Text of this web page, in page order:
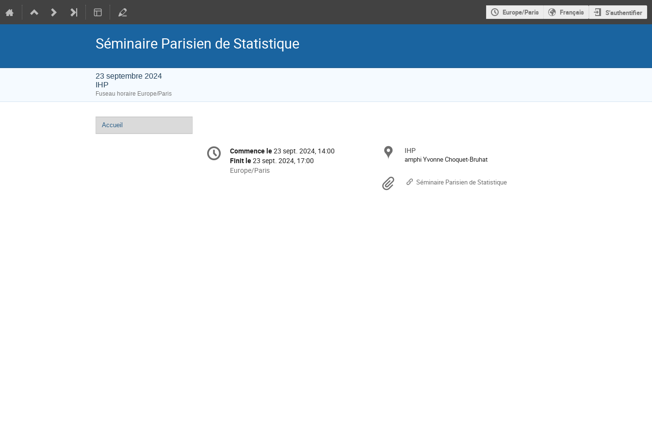
Europe/Paris Français S'authentifier
Séminaire Parisien de Statistique
23 septembre 2024
IHP
Fuseau horaire Europe/Paris
Menu
de
Accueil
Information
de
Date/Heure
Commence le23 sept. 2024, 14:00
Finit le23 sept. 2024, 17:00
Toutes
Europe/Paris
Site
IHP
amphi Yvonne Choquet-Bruhat
Documents
Séminaire Parisien de Statistique